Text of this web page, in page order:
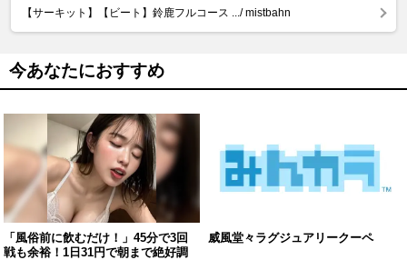
【サーキット】【ビート】鈴鹿フルコース .../ mistbahn
今あなたにおすすめ
「風俗前に飲むだけ！」45分で3回
戦も余裕！1日31円で朝まで絶好調
威風堂々ラグジュアリークーペ